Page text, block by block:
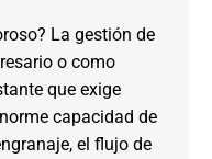
La gestión de
o como
que exige
capacidad de
el flujo de